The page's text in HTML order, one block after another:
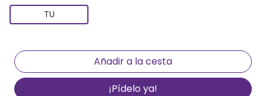
TU
¡Pídelo ya!